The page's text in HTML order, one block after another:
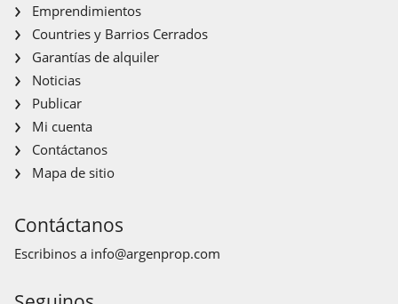
Emprendimientos
Countries y Barrios Cerrados
Garantías de alquiler
Noticias
Publicar
Mi cuenta
Contáctanos
Mapa de sitio
Contáctanos
Escribinos a info@argenprop.com